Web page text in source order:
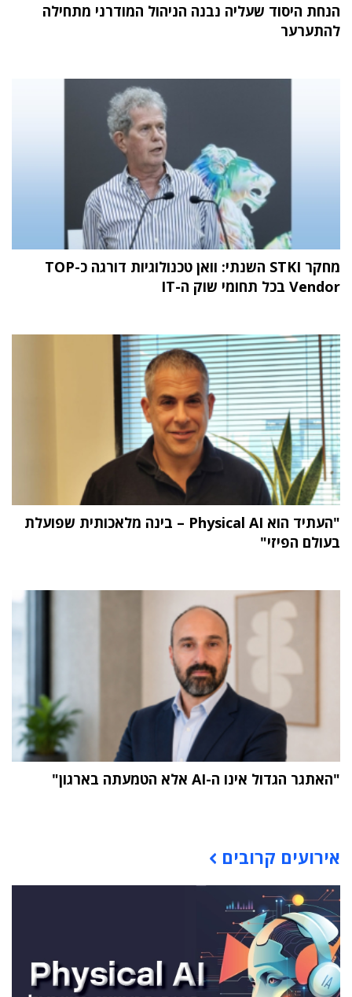
הנחת היסוד שעליה נבנה הניהול המודרני מתחילה
להתערער
מחקר STKI השנתי: וואן טכנולוגיות דורגה כ-TOP
Vendor בכל תחומי שוק ה-IT
"העתיד הוא Physical AI – בינה מלאכותית שפועלת
בעולם הפיזי"
"האתגר הגדול אינו ה-AI אלא הטמעתה בארגון"
אירועים קרובים